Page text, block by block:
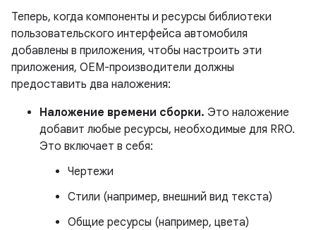
Теперь, когда компоненты и ресурсы библиотеки
пользовательского интерфейса автомобиля
добавлены в приложения, чтобы настроить эти
приложения, OEM-производители должны
предоставить два наложения:
Наложение времени сборки. Это наложение
добавит любые ресурсы, необходимые для RRO.
Это включает в себя:
Чертежи
Стили (например, внешний вид текста)
Общие ресурсы (например, цвета)